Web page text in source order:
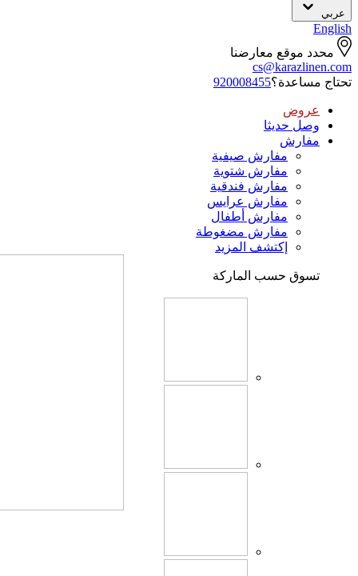
عربي
English
محدد موقع معارضنا
cs@karazlinen.com
تحتاج مساعدة؟920008455
عروض
وصل حديثا
مفارش
مفارش صيفية
مفارش شتوية
مفارش فندقية
مفارش عرايس
مفارش أطفال
مفارش مضغوطة
إكتشف المزيد
تسوق حسب الماركة